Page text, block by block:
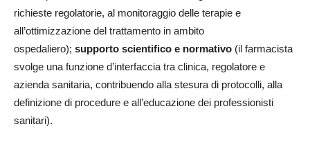
richieste regolatorie, al monitoraggio delle terapie e
all’ottimizzazione del trattamento in ambito
ospedaliero); supporto scientifico e normativo (il farmacista
svolge una funzione d’interfaccia tra clinica, regolatore e
azienda sanitaria, contribuendo alla stesura di protocolli, alla
definizione di procedure e all’educazione dei professionisti
sanitari).